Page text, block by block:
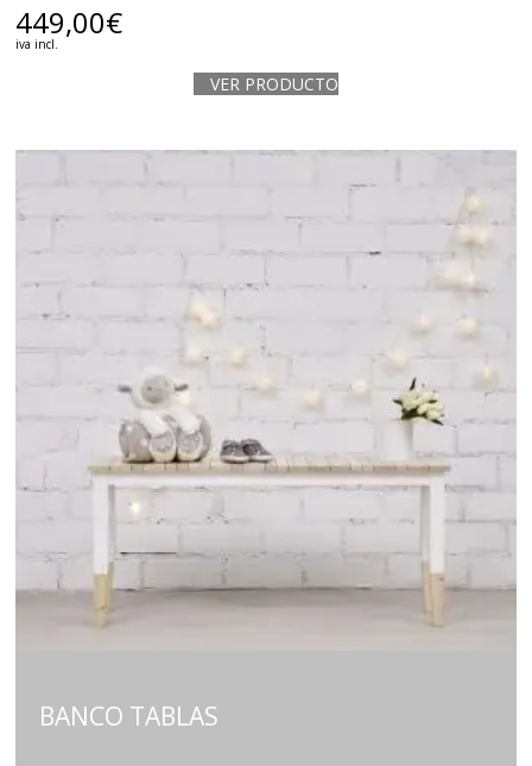
449,00€
iva incl.
VER PRODUCTO
BANCO TABLAS